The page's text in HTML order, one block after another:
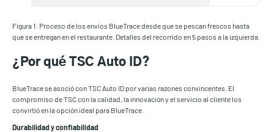
Figura 1: Proceso de los envíos BlueTrace desde que se pescan frescos hasta
que se entregan en el restaurante. Detalles del recorrido en 5 pasos a la izquierda.
¿Por qué TSC Auto ID?
BlueTrace se asoció con TSC Auto ID por varias razones convincentes. El
compromiso de TSC con la calidad, la innovación y el servicio al cliente los
convirtió en la opción ideal para BlueTrace.
Durabilidad y confiabilidad